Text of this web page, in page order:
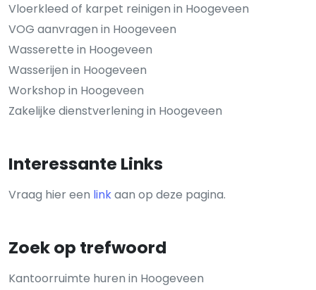
Vloerkleed of karpet reinigen in Hoogeveen
VOG aanvragen in Hoogeveen
Wasserette in Hoogeveen
Wasserijen in Hoogeveen
Workshop in Hoogeveen
Zakelijke dienstverlening in Hoogeveen
Interessante Links
Vraag hier een linkaan op deze pagina.
Zoek op trefwoord
Kantoorruimte huren in Hoogeveen